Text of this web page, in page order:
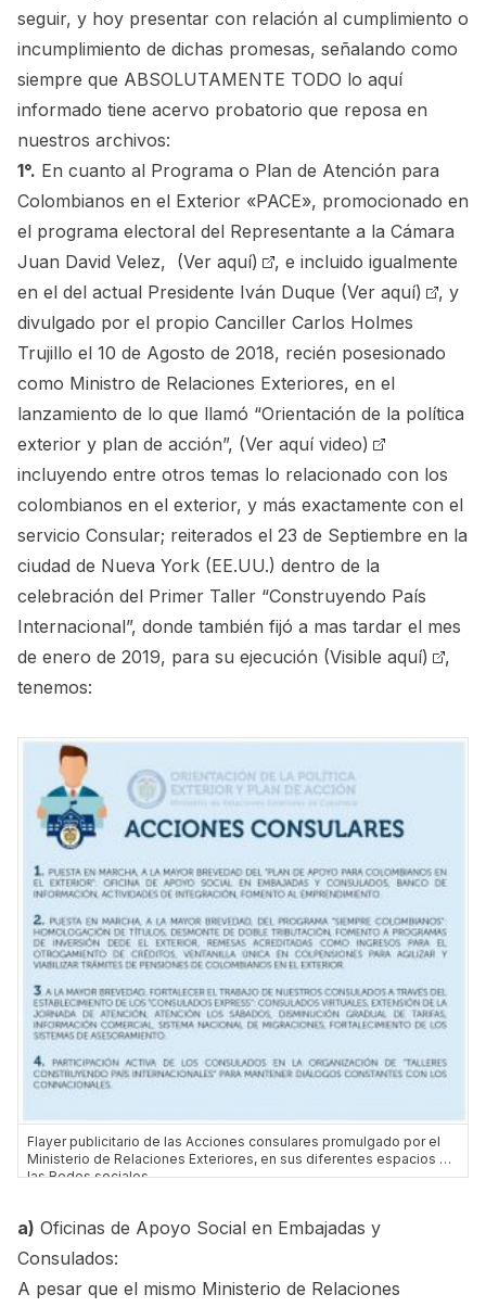
seguir, y hoy presentar con relación al cumplimiento o
incumplimiento de dichas promesas, señalando como
siempre que ABSOLUTAMENTE TODO lo aquí
informado tiene acervo probatorio que reposa en
nuestros archivos:
1°. En cuanto al Programa o Plan de Atención para
Colombianos en el Exterior «PACE», promocionado en
el programa electoral del Representante a la Cámara
Juan David Velez, (Ver aquí)
, e incluido igualmente
en el del actual Presidente Iván Duque (Ver aquí)
, y
divulgado por el propio Canciller Carlos Holmes
Trujillo el 10 de Agosto de 2018, recién posesionado
como Ministro de Relaciones Exteriores, en el
lanzamiento de lo que llamó “Orientación de la política
exterior y plan de acción”, (Ver aquí video)
incluyendo entre otros temas lo relacionado con los
colombianos en el exterior, y más exactamente con el
servicio Consular; reiterados el 23 de Septiembre en la
ciudad de Nueva York (EE.UU.) dentro de la
celebración del Primer Taller “Construyendo País
Internacional”, donde también fijó a mas tardar el mes
de enero de 2019, para su ejecución (Visible aquí)
,
tenemos:
Flayer publicitario de las Acciones consulares promulgado por el
Ministerio de Relaciones Exteriores, en sus diferentes espacios en
las Redes sociales.
a) Oficinas de Apoyo Social en Embajadas y
Consulados:
A pesar que el mismo Ministerio de Relaciones